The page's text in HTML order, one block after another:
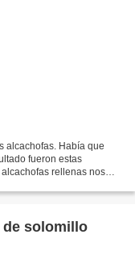
alcachofas. Había que
fueron estas
rellenas nos
de solomillo